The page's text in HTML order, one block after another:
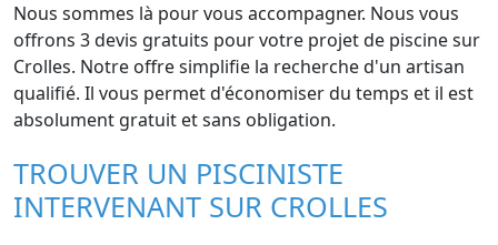
Nous sommes là pour vous accompagner. Nous vous
offrons 3 devis gratuits pour votre projet de piscine sur
Crolles. Notre offre simplifie la recherche d'un artisan
qualifié. Il vous permet d'économiser du temps et il est
absolument gratuit et sans obligation.
TROUVER UN PISCINISTE
INTERVENANT SUR CROLLES